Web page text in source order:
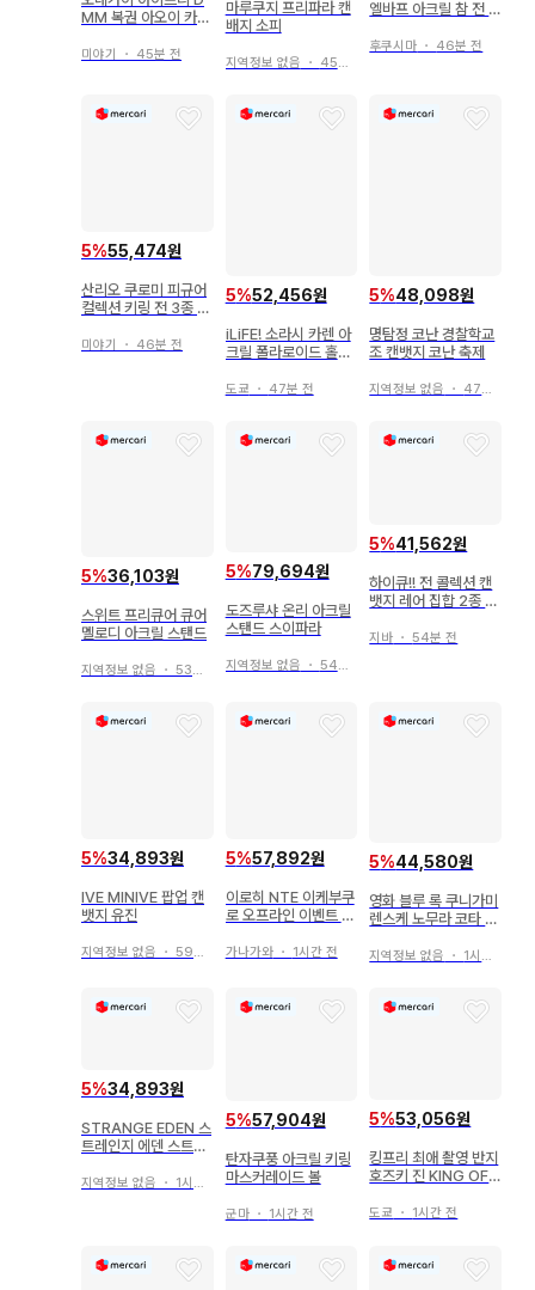
MM 복권 아오이 카드
일
미야기 ・ 45분 전
마루쿠지 프리파라 캔
배지 소피
지역정보 없음 ・ 45분 전
엘바프 아크릴 참 전 1
후쿠시마 ・ 46분 전
5%55,474원
산리오 쿠로미 피규어
컬렉션 키링 전 3종 키
미야기 ・ 46분 전
5%52,456원
iLiFE! 소라시 카렌 아
크릴 폴라로이드 홀더
도쿄 ・ 47분 전
5%48,098원
명탐정 코난 경찰학교
조 캔뱃지 코난 축제
지역정보 없음 ・ 47분 전
5%36,103원
스위트 프리큐어 큐어
멜로디 아크릴 스탠드
지역정보 없음 ・ 53분 전
5%79,694원
도즈루샤 온리 아크릴
스탠드 스이파라
지역정보 없음 ・ 54분 전
5%41,562원
하이큐!! 전 콜렉션 캔
뱃지 레어 집합 2종 세
지바 ・54분 전
5%34,893원
IVE MINIVE 팝업 캔
뱃지 유진
지역정보 없음 ・ 59분 전
5%57,892원
이로히 NTE 이케부쿠
로 오프라인 이벤트 부
카드
가나가와・ 1시간 전
5%44,580원
영화 블루 록 쿠니가미
렌스케 노무라 코타 아
지역정보 없음 ・ 1시간 전
5%34,893원
STRANGE EDEN 스
트레인지 에덴 스트에
지역정보 없음 ・ 1시간 전
5%57,904원
탄자쿠풍 아크릴 키링
마스커레이드 볼
군마・ 1시간 전
5%53,056원
킹프리 최애 촬영 반지
호즈키 진 KING OF
도쿄 ・ 1시간 전